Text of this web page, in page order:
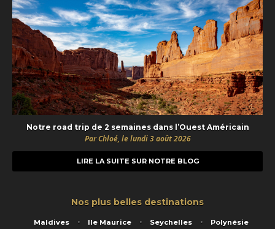
Notre road trip de 2 semaines dans l’Ouest Américain
Par Chloé, le lundi 3 août 2026
LIRE LA SUITE SUR NOTRE BLOG
Nos plus belles destinations
Maldives Ile Maurice Seychelles Polynésie